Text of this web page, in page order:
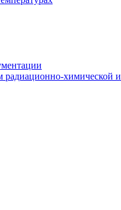
радиационно-химической